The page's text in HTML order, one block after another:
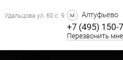
Удальцова ул. 60 с. 9 м Алтуфьево
+7 (495) 150-
Перезвонить мне